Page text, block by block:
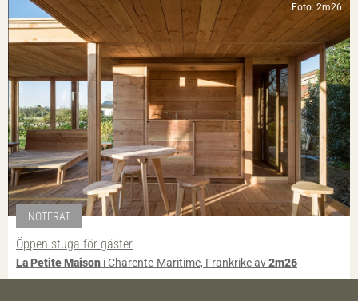
Foto: 2m26
NOTERAT
Öppen stuga för gäster
La Petite Maison i Charente-Maritime, Frankrike av2m26